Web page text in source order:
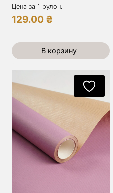
Цена за 1 рулон.
129.00 ₴
В корзину